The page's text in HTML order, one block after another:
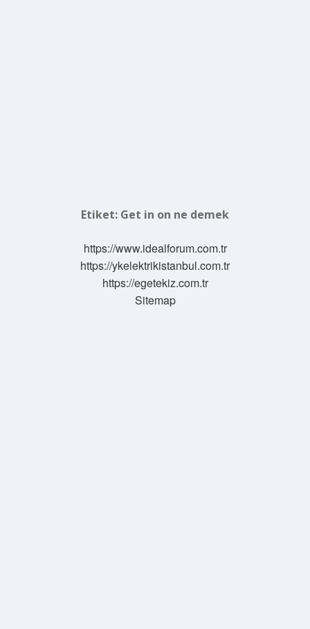
Etiket: Get in on ne demek
https://www.idealforum.com.tr
https://ykelektrikistanbul.com.tr
https://egetekiz.com.tr
Sitemap